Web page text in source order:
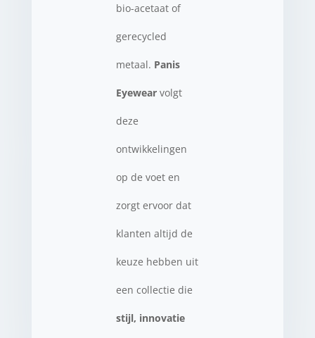
bio-acetaat of
gerecycled
metaal. Panis
Eyewearvolgt
deze
ontwikkelingen
op de voet en
zorgt ervoor dat
klanten altijd de
keuze hebben uit
een collectie die
stijl, innovatie